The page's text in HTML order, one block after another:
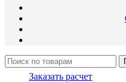
Заказать расчет